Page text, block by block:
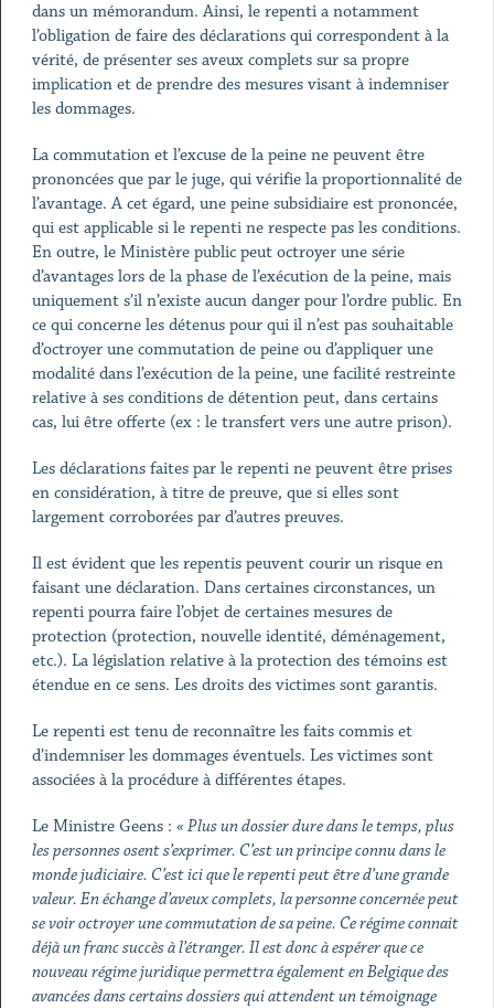
dans un mémorandum. Ainsi, le repenti a notamment
l’obligation de faire des déclarations qui correspondent à la
vérité, de présenter ses aveux complets sur sa propre
implication et de prendre des mesures visant à indemniser
les dommages.
La commutation et l’excuse de la peine ne peuvent être
prononcées que par le juge, qui vérifie la proportionnalité de
l’avantage. A cet égard, une peine subsidiaire est prononcée,
qui est applicable si le repenti ne respecte pas les conditions.
En outre, le Ministère public peut octroyer une série
d’avantages lors de la phase de l’exécution de la peine, mais
uniquement s’il n’existe aucun danger pour l’ordre public. En
ce qui concerne les détenus pour qui il n’est pas souhaitable
d’octroyer une commutation de peine ou d’appliquer une
modalité dans l’exécution de la peine, une facilité restreinte
relative à ses conditions de détention peut, dans certains
cas, lui être offerte (ex : le transfert vers une autre prison).
Les déclarations faites par le repenti ne peuvent être prises
en considération, à titre de preuve, que si elles sont
largement corroborées par d’autres preuves.
Il est évident que les repentis peuvent courir un risque en
faisant une déclaration. Dans certaines circonstances, un
repenti pourra faire l’objet de certaines mesures de
protection (protection, nouvelle identité, déménagement,
etc.). La législation relative à la protection des témoins est
étendue en ce sens. Les droits des victimes sont garantis.
Le repenti est tenu de reconnaître les faits commis et
d’indemniser les dommages éventuels. Les victimes sont
associées à la procédure à différentes étapes.
Le Ministre Geens : « Plus un dossier dure dans le temps, plus
les personnes osent s’exprimer. C’est un principe connu dans le
monde judiciaire. C’est ici que le repenti peut être d’une grande
valeur. En échange d’aveux complets, la personne concernée peut
se voir octroyer une commutation de sa peine. Ce régime connait
déjà un franc succès à l’étranger. Il est donc à espérer que ce
nouveau régime juridique permettra également en Belgique des
avancées dans certains dossiers qui attendent un témoignage